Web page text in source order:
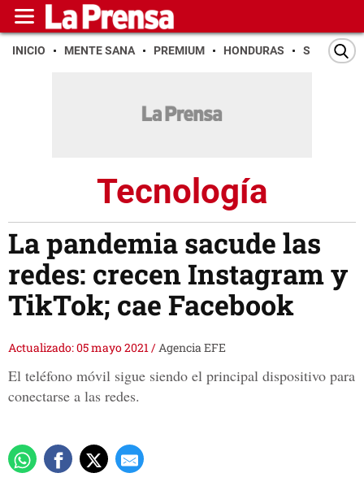
INICIO MENTE SANA PREMIUM HONDURAS SAN PEDRO
Tecnología
La pandemia sacude las
redes: crecen Instagram y
TikTok; cae Facebook
Actualizado: 05 mayo 2021/Agencia EFE
El teléfono móvil sigue siendo el principal dispositivo para
conectarse a las redes.